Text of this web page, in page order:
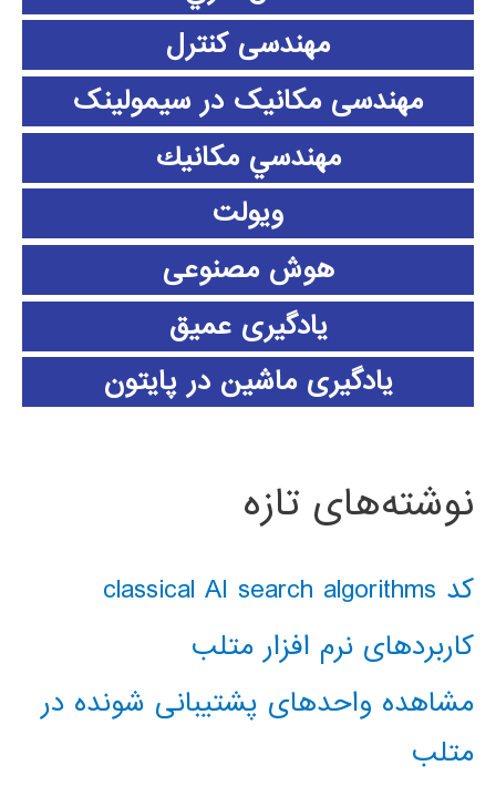
مهندسی کنترل
مهندسی مکانیک در سیمولینک
مهندسي مكانيك
ویولت
هوش مصنوعی
یادگیری عمیق
یادگیری ماشین در پایتون
نوشته‌های تازه
کد classical AI search algorithms
کاربردهای نرم افزار متلب
مشاهده واحدهای پشتیبانی شونده در
متلب